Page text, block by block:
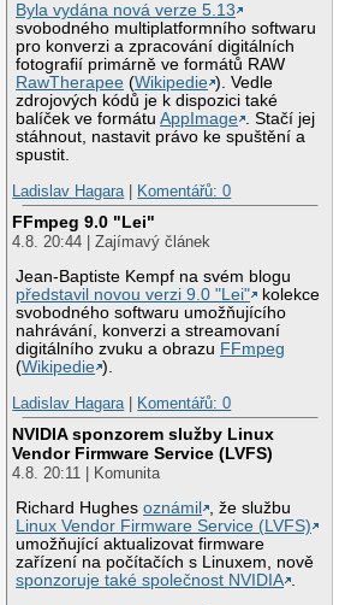
Byla vydána nová verze 5.13
svobodného multiplatformního softwaru
pro konverzi a zpracování digitálních
fotografií primárně ve formátů RAW
RawTherapee (Wikipedie ). Vedle
zdrojových kódů je k dispozici také
balíček ve formátuAppImage . Stačí jej
stáhnout, nastavit právo ke spuštění a
spustit.
Ladislav Hagara
Komentářů: 0
FFmpeg 9.0 "Lei"
4.8. 20:44 | Zajímavý článek
Jean-Baptiste Kempf na svém blogu
představil novou verzi 9.0 "Lei"
kolekce
svobodného softwaru umožňujícího
nahrávání, konverzi a streamovaní
digitálního zvuku a obrazu FFmpeg
(Wikipedie ).
Ladislav Hagara
Komentářů: 0
NVIDIA sponzorem služby Linux
Vendor Firmware Service (LVFS)
4.8. 20:11 | Komunita
Richard Hughesoznámil
, že službu
Linux Vendor Firmware Service (LVFS)
umožňující aktualizovat firmware
zařízení na počítačích s Linuxem, nově
sponzoruje také společnost NVIDIA .